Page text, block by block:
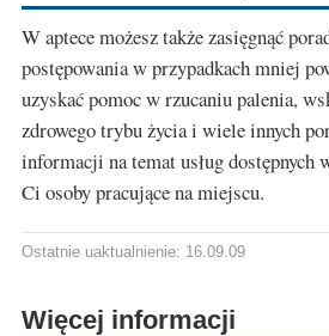
W aptece możesz także zasięgnąć
postępowania w przypadkach mniej
uzyskać pomoc w rzucaniu palenia,
zdrowego trybu życia i wiele innych
informacji na temat usług dostępnych
Ci osoby pracujące na miejscu.
Ostatnie uaktualnienie: 16.09.09
Więcej informacji